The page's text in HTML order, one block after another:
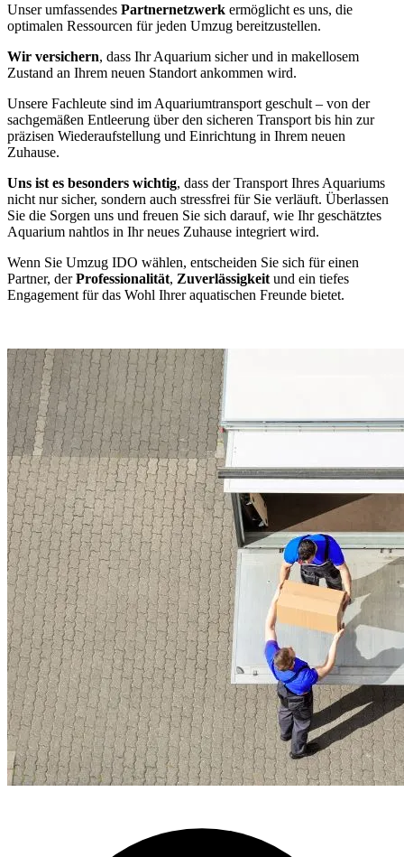
Unser umfassendes Partnernetzwerk ermöglicht es uns, die
optimalen Ressourcen für jeden Umzug bereitzustellen.
Wir versichern, dass Ihr Aquarium sicher und in makellosem
Zustand an Ihrem neuen Standort ankommen wird.
Unsere Fachleute sind im Aquariumtransport geschult – von der
sachgemäßen Entleerung über den sicheren Transport bis hin zur
präzisen Wiederaufstellung und Einrichtung in Ihrem neuen
Zuhause.
Uns ist es besonders wichtig, dass der Transport Ihres Aquariums
nicht nur sicher, sondern auch stressfrei für Sie verläuft. Überlassen
Sie die Sorgen uns und freuen Sie sich darauf, wie Ihr geschätztes
Aquarium nahtlos in Ihr neues Zuhause integriert wird.
Wenn Sie Umzug IDO wählen, entscheiden Sie sich für einen
Partner, derProfessionalität, Zuverlässigkeit und ein tiefes
Engagement für das Wohl Ihrer aquatischen Freunde bietet.